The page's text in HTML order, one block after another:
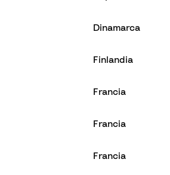
Dinamarca
Finlandia
Francia
Francia
Francia